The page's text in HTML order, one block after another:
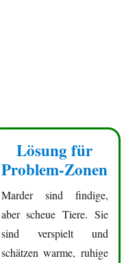
Lösung für
Problem-Zonen
Marder sind findige,
aber scheue Tiere. Sie
sind verspielt und
schätzen warme, ruhige